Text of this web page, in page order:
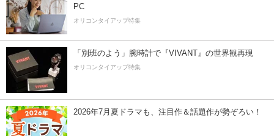
PC
オリコンタイアップ特集
「別班のよう」腕時計で『VIVANT』の世界観再現
オリコンタイアップ特集
2026年7月夏ドラマも、注目作＆話題作が勢ぞろい！